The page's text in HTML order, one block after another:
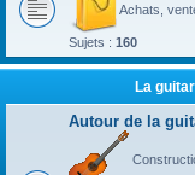
Achats,
Sujets : 160
La
Autour de la